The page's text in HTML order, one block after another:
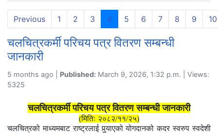
Previous 1 2 3 4 (current)
5 6 7 8 9 10
चलचित्रकर्मी परिचय पत्र वितरण सम्बन्धी
जानकारी
5 months ago | Published: March 9, 2026, 1:32 p.m. | Views:
5325
चलचित्रकर्मी परिचय पत्र वितरण सम्बन्धी जानकारी
(मितिः २०८२/११/२५)
चलचित्रको माध्यमबाट राष्ट्रलाई पुर्‍याएको योगदानको कदर स्वरुप स्वदेशी